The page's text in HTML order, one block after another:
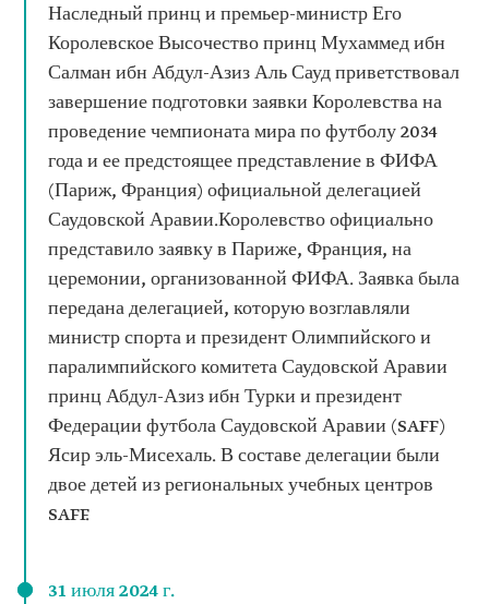
Наследный принц и премьер-министр Его
Королевское Высочество принц Мухаммед ибн
Салман ибн Абдул-Азиз Аль Сауд приветствовал
завершение подготовки заявки Королевства на
проведение чемпионата мира по футболу 2034
года и ее предстоящее представление в ФИФА
(Париж, Франция) официальной делегацией
Саудовской Аравии.Королевство официально
представило заявку в Париже, Франция, на
церемонии, организованной ФИФА. Заявка была
передана делегацией, которую возглавляли
министр спорта и президент Олимпийского и
паралимпийского комитета Саудовской Аравии
принц Абдул-Азиз ибн Турки и президент
Федерации футбола Саудовской Аравии (SAFF)
Ясир эль-Мисехаль. В составе делегации были
двое детей из региональных учебных центров
SAFF.
31 июля 2024 г.